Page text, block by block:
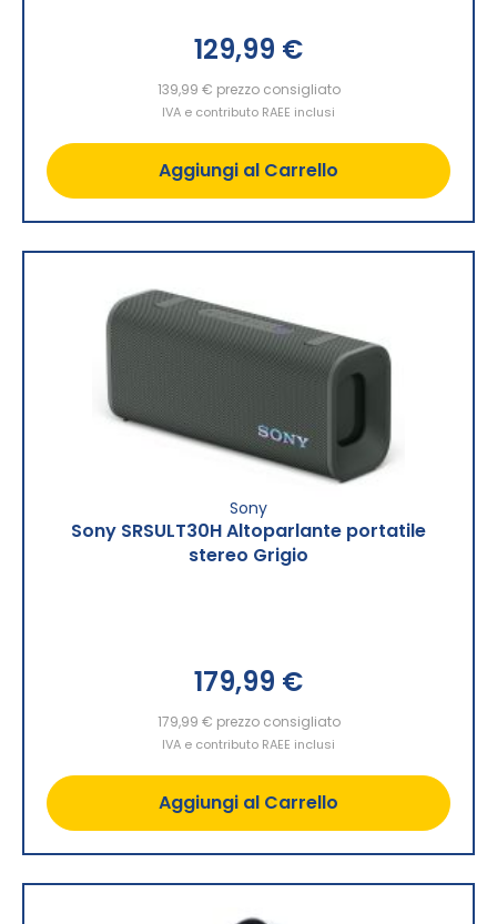
129,99 €
139,99 € prezzo consigliato
IVA e contributo RAEE inclusi
Aggiungi al Carrello
Sony
Sony SRSULT30H Altoparlante portatile
stereo Grigio
179,99 €
179,99 € prezzo consigliato
IVA e contributo RAEE inclusi
Aggiungi al Carrello